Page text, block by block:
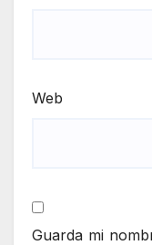
Web
Guarda mi